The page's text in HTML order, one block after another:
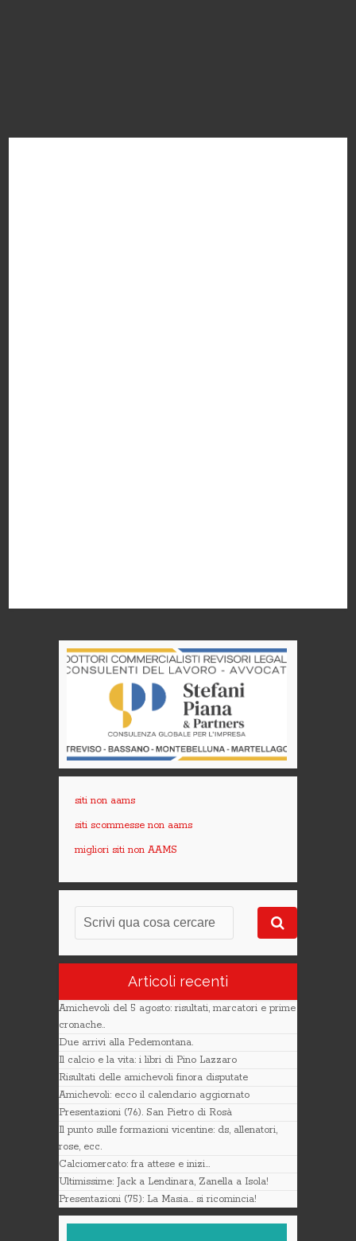
siti non aams
siti scommesse non aams
migliori siti non AAMS
Articoli recenti
Amichevoli del 5 agosto: risultati, marcatori e prime
cronache..
Due arrivi alla Pedemontana.
Il calcio e la vita: i libri di Pino Lazzaro
Risultati delle amichevoli finora disputate
Amichevoli: ecco il calendario aggiornato
Presentazioni (76). San Pietro di Rosà
Il punto sulle formazioni vicentine: ds, allenatori,
rose, ecc.
Calciomercato: fra attese e inizi…
Ultimissime: Jack a Lendinara, Zanella a Isola!
Presentazioni (75): La Masia… si ricomincia!